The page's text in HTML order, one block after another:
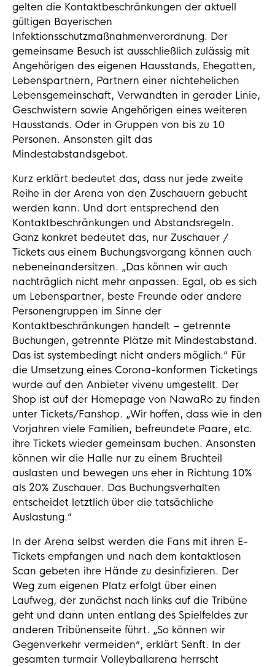
gelten die Kontaktbeschränkungen der aktuell
gültigen Bayerischen
Infektionsschutzmaßnahmenverordnung. Der
gemeinsame Besuch ist ausschließlich zulässig mit
Angehörigen des eigenen Hausstands, Ehegatten,
Lebenspartnern, Partnern einer nichtehelichen
Lebensgemeinschaft, Verwandten in gerader Linie,
Geschwistern sowie Angehörigen eines weiteren
Hausstands. Oder in Gruppen von bis zu 10
Personen. Ansonsten gilt das
Mindestabstandsgebot.
Kurz erklärt bedeutet das, dass nur jede zweite
Reihe in der Arena von den Zuschauern gebucht
werden kann. Und dort entsprechend den
Kontaktbeschränkungen und Abstandsregeln.
Ganz konkret bedeutet das, nur Zuschauer /
Tickets aus einem Buchungsvorgang können auch
nebeneinandersitzen. „Das können wir auch
nachträglich nicht mehr anpassen. Egal, ob es sich
um Lebenspartner, beste Freunde oder andere
Personengruppen im Sinne der
Kontaktbeschränkungen handelt – getrennte
Buchungen, getrennte Plätze mit Mindestabstand.
Das ist systembedingt nicht anders möglich.“ Für
die Umsetzung eines Corona-konformen Ticketings
wurde auf den Anbieter vivenu umgestellt. Der
Shop ist auf der Homepage von NawaRo zu finden
unter Tickets/Fanshop. „Wir hoffen, dass wie in den
Vorjahren viele Familien, befreundete Paare, etc.
ihre Tickets wieder gemeinsam buchen. Ansonsten
können wir die Halle nur zu einem Bruchteil
auslasten und bewegen uns eher in Richtung 10%
als 20% Zuschauer. Das Buchungsverhalten
entscheidet letztlich über die tatsächliche
Auslastung.“
In der Arena selbst werden die Fans mit ihren E-
Tickets empfangen und nach dem kontaktlosen
Scan gebeten ihre Hände zu desinfizieren. Der
Weg zum eigenen Platz erfolgt über einen
Laufweg, der zunächst nach links auf die Tribüne
geht und dann unten entlang des Spielfeldes zur
anderen Tribünenseite führt. „So können wir
Gegenverkehr vermeiden“, erklärt Senft. In der
gesamten turmair Volleyballarena herrscht